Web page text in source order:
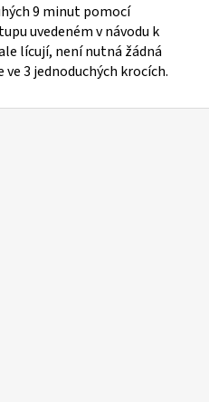
9 minut pomocí
uvedeném v návodu k
lícují, není nutná žádná
3 jednoduchých krocích.